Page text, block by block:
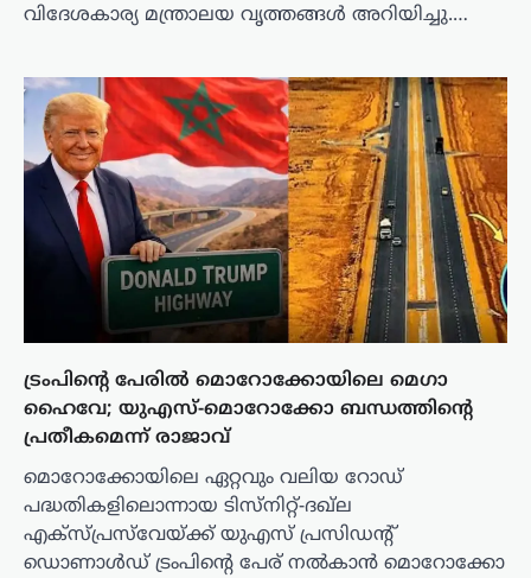
വിദേശകാര്യ മന്ത്രാലയ വൃത്തങ്ങൾ അറിയിച്ചു.…
ട്രംപിന്റെ പേരിൽ മൊറോക്കോയിലെ മെഗാ
ഹൈവേ; യുഎസ്-മൊറോക്കോ ബന്ധത്തിന്റെ
പ്രതീകമെന്ന് രാജാവ്
മൊറോക്കോയിലെ ഏറ്റവും വലിയ റോഡ്
പദ്ധതികളിലൊന്നായ ടിസ്‌നിറ്റ്-ദഖ്‌ല
എക്‌സ്‌പ്രസ്‌വേയ്ക്ക് യുഎസ് പ്രസിഡന്റ്
ഡൊണാൾഡ് ട്രംപിന്റെ പേര് നൽകാൻ മൊറോക്കോ